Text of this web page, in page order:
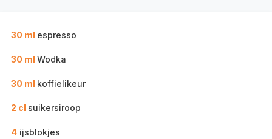
30 ml espresso
30 ml Wodka
30 ml koffielikeur
2 cl suikersiroop
4 ijsblokjes